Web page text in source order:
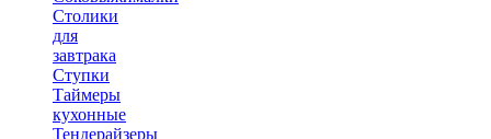
Столики
для
завтрака
Ступки
Таймеры
кухонные
Тендерайзеры